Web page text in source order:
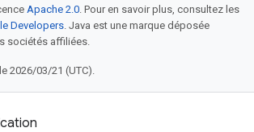
Apache 2.0. Pour en savoir plus, consultez les
Developers. Java est une marque déposée
sociétés affiliées.
2026/03/21 (UTC).